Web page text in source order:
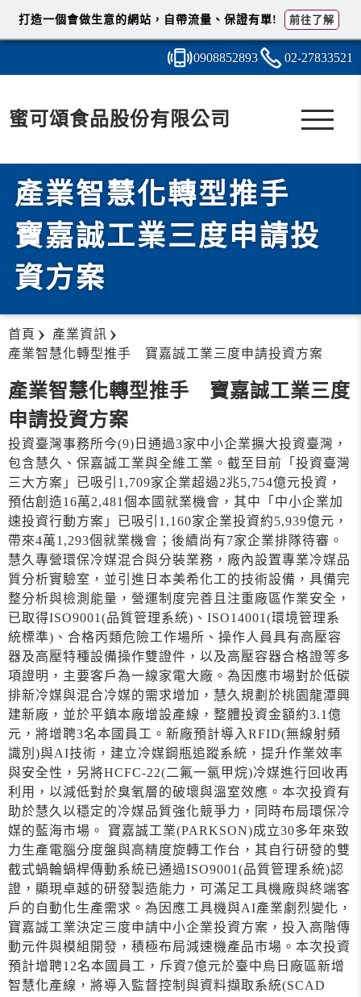
0908852893 02-27833521
蜜可頌食品股份有限公司
產業智慧化轉型推手
寶嘉誠工業三度申請投
資方案
首頁
產業資訊
產業智慧化轉型推手 寶嘉誠工業三度申請投資方案
產業智慧化轉型推手 寶嘉誠工業三度
申請投資方案
投資臺灣事務所今(9)日通過3家中小企業擴大投資臺灣，
包含慧久、保嘉誠工業與全維工業。截至目前「投資臺灣
三大方案」已吸引1,709家企業超過2兆5,754億元投資，
預估創造16萬2,481個本國就業機會，其中「中小企業加
速投資行動方案」已吸引1,160家企業投資約5,939億元，
帶來4萬1,293個就業機會；後續尚有7家企業排隊待審。
慧久專營環保冷媒混合與分裝業務，廠內設置專業冷媒品
質分析實驗室，並引進日本美希化工的技術設備，具備完
整分析與檢測能量，營運制度完善且注重廠區作業安全，
已取得ISO9001(品質管理系統)、ISO14001(環境管理系
統標準)、合格丙類危險工作場所、操作人員具有高壓容
器及高壓特種設備操作雙證件，以及高壓容器合格證等多
項證明，主要客戶為一線家電大廠。為因應市場對於低碳
排新冷媒與混合冷媒的需求增加，慧久規劃於桃園龍潭興
建新廠，並於平鎮本廠增設產線，整體投資金額約3.1億
元，將增聘3名本國員工。新廠預計導入RFID(無線射頻
識別)與AI技術，建立冷媒鋼瓶追蹤系統，提升作業效率
與安全性，另將HCFC-22(二氟一氯甲烷)冷媒進行回收再
利用，以減低對於臭氧層的破壞與溫室效應。本次投資有
助於慧久以穩定的冷媒品質強化競爭力，同時布局環保冷
媒的藍海市場。 寶嘉誠工業(PARKSON)成立30多年來致
力生產電腦分度盤與高精度旋轉工作台，其自行研發的雙
截式蝸輪蝸桿傳動系統已通過ISO9001(品質管理系統)認
證，顯現卓越的研發製造能力，可滿足工具機廠與終端客
戶的自動化生產需求。為因應工具機與AI產業劇烈變化，
寶嘉誠工業決定三度申請中小企業投資方案，投入高階傳
動元件與模組開發，積極布局減速機產品市場。本次投資
預計增聘12名本國員工，斥資7億元於臺中烏日廠區新增
智慧化產線，將導入監督控制與資料擷取系統(SCAD
打造一個會做生意的網站，自帶流量、保證有單! 前往了解